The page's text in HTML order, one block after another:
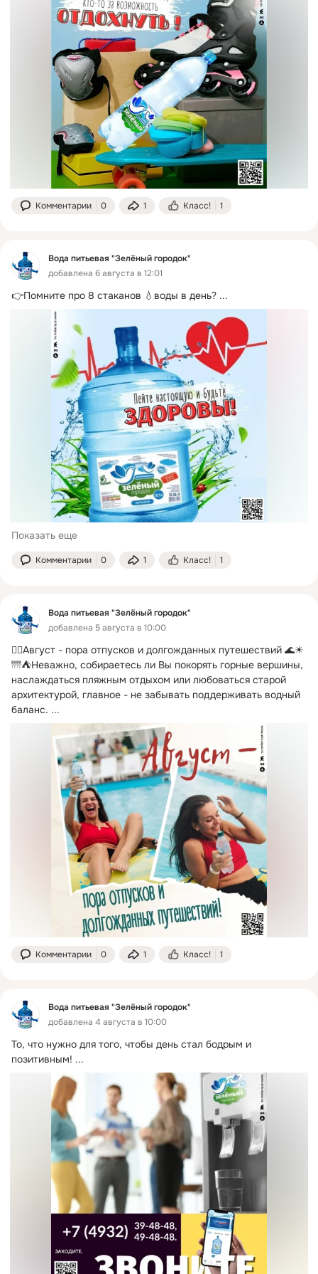
Комментарии 0 1 Класс! 1
Вода питьевая "Зелёный городок"
добавлена 6 августа в 12:01
👉Помните про 8 стаканов 💧воды в день? ...
Показать еще
Комментарии 0 1 Класс! 1
Вода питьевая "Зелёный городок"
добавлена 5 августа в 10:00
👉🏻Август - пора отпусков и долгожданных путешествий 🌊☀
🌁⛺Неважно, собираетесь ли Вы покорять горные вершины,
наслаждаться пляжным отдыхом или любоваться старой
архитектурой, главное - не забывать поддерживать водный
баланс. ...
Комментарии 0 1 Класс! 1
Вода питьевая "Зелёный городок"
добавлена 4 августа в 10:00
То, что нужно для того, чтобы день стал бодрым и
позитивным! ...